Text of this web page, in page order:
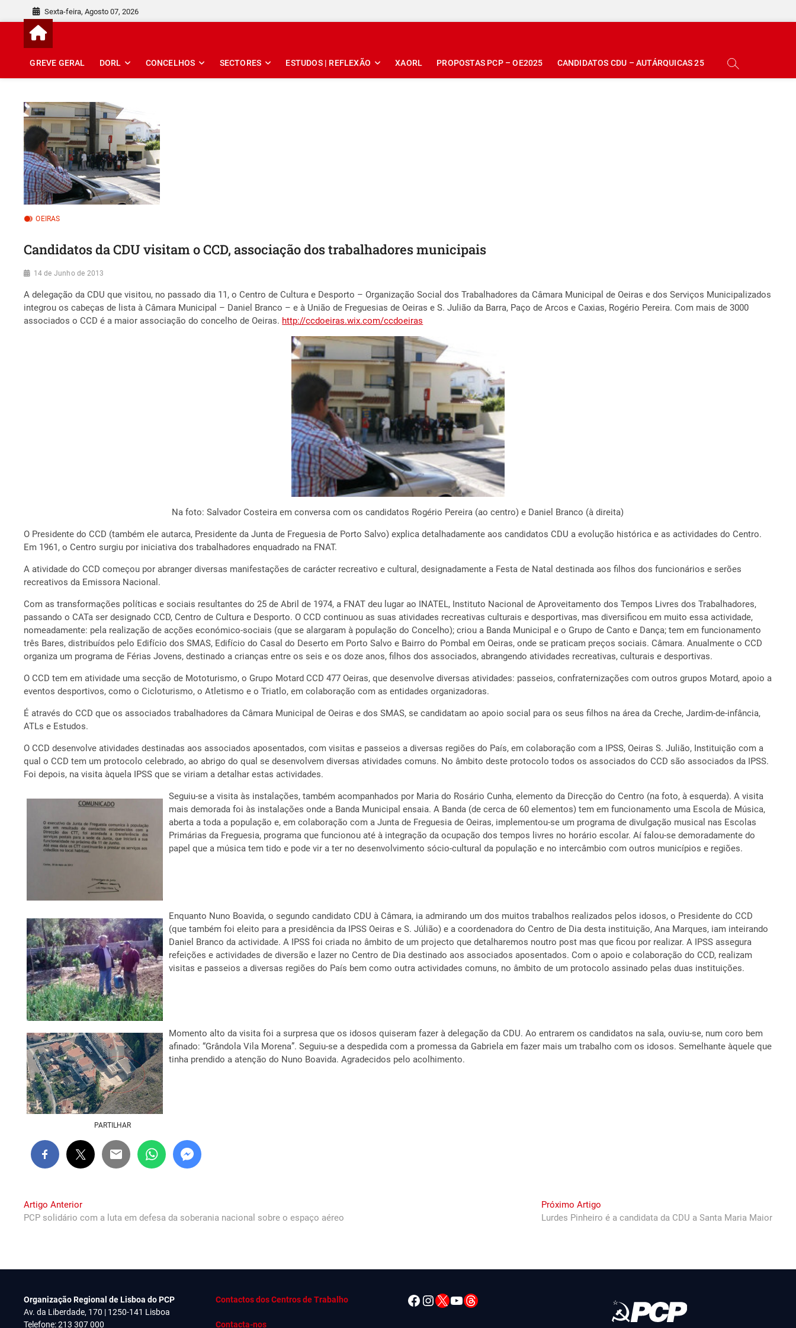
content
Sexta-feira, Agosto 07, 2026
GREVE GERAL DORL CONCELHOS SECTORES ESTUDOS | REFLEXÃO XAORL PROPOSTAS PCP – OE2025 CANDIDATOS CDU – AUTÁRQUICAS 25
OEIRAS
Candidatos da CDU visitam o CCD, associação dos trabalhadores municipais
14 de Junho de 2013
A delegação da CDU que visitou, no passado dia 11, o Centro de Cultura e Desporto – Organização Social dos Trabalhadores da Câmara Municipal de Oeiras e dos Serviços Municipalizados
integrou os cabeças de lista à Câmara Municipal – Daniel Branco – e à União de Freguesias de Oeiras e S. Julião da Barra, Paço de Arcos e Caxias, Rogério Pereira. Com mais de 3000
associados o CCD é a maior associação do concelho de Oeiras. http://ccdoeiras.wix.com/ccdoeiras
Na foto: Salvador Costeira em conversa com os candidatos Rogério Pereira (ao centro) e Daniel Branco (à direita)
O Presidente do CCD (também ele autarca, Presidente da Junta de Freguesia de Porto Salvo) explica detalhadamente aos candidatos CDU a evolução histórica e as actividades do Centro.
Em 1961, o Centro surgiu por iniciativa dos trabalhadores enquadrado na FNAT.
A atividade do CCD começou por abranger diversas manifestações de carácter recreativo e cultural, designadamente a Festa de Natal destinada aos filhos dos funcionários e serões
recreativos da Emissora Nacional.
Com as transformações políticas e sociais resultantes do 25 de Abril de 1974, a FNAT deu lugar ao INATEL, Instituto Nacional de Aproveitamento dos Tempos Livres dos Trabalhadores,
passando o CATa ser designado CCD, Centro de Cultura e Desporto. O CCD continuou as suas atividades recreativas culturais e desportivas, mas diversificou em muito essa actividade,
nomeadamente: pela realização de acções económico-sociais (que se alargaram à população do Concelho); criou a Banda Municipal e o Grupo de Canto e Dança; tem em funcionamento
três Bares, distribuídos pelo Edifício dos SMAS, Edifício do Casal do Deserto em Porto Salvo e Bairro do Pombal em Oeiras, onde se praticam preços sociais. Câmara. Anualmente o CCD
organiza um programa de Férias Jovens, destinado a crianças entre os seis e os doze anos, filhos dos associados, abrangendo atividades recreativas, culturais e desportivas.
O CCD tem em atividade uma secção de Mototurismo, o Grupo Motard CCD 477 Oeiras, que desenvolve diversas atividades: passeios, confraternizações com outros grupos Motard, apoio a
eventos desportivos, como o Cicloturismo, o Atletismo e o Triatlo, em colaboração com as entidades organizadoras.
É através do CCD que os associados trabalhadores da Câmara Municipal de Oeiras e dos SMAS, se candidatam ao apoio social para os seus filhos na área da Creche, Jardim-de-infância,
ATLs e Estudos.
O CCD desenvolve atividades destinadas aos associados aposentados, com visitas e passeios a diversas regiões do País, em colaboração com a IPSS, Oeiras S. Julião, Instituição com a
qual o CCD tem um protocolo celebrado, ao abrigo do qual se desenvolvem diversas atividades comuns. No âmbito deste protocolo todos os associados do CCD são associados da IPSS.
Foi depois, na visita àquela IPSS que se viriam a detalhar estas actividades.
Seguiu-se a visita às instalações, também acompanhados por Maria do Rosário Cunha, elemento da Direcção do Centro (na foto, à esquerda). A visita
mais demorada foi às instalações onde a Banda Municipal ensaia. A Banda (de cerca de 60 elementos) tem em funcionamento uma Escola de Música,
aberta a toda a população e, em colaboração com a Junta de Freguesia de Oeiras, implementou-se um programa de divulgação musical nas Escolas
Primárias da Freguesia, programa que funcionou até à integração da ocupação dos tempos livres no horário escolar. Aí falou-se demoradamente do
papel que a música tem tido e pode vir a ter no desenvolvimento sócio-cultural da população e no intercâmbio com outros municípios e regiões.
Enquanto Nuno Boavida, o segundo candidato CDU à Câmara, ia admirando um dos muitos trabalhos realizados pelos idosos, o Presidente do CCD
(que também foi eleito para a presidência da IPSS Oeiras e S. Júlião) e a coordenadora do Centro de Dia desta instituição, Ana Marques, iam inteirando
Daniel Branco da actividade. A IPSS foi criada no âmbito de um projecto que detalharemos noutro post mas que ficou por realizar. A IPSS assegura
refeições e actividades de diversão e lazer no Centro de Dia destinado aos associados aposentados. Com o apoio e colaboração do CCD, realizam
visitas e passeios a diversas regiões do País bem como outra actividades comuns, no âmbito de um protocolo assinado pelas duas instituições.
Momento alto da visita foi a surpresa que os idosos quiseram fazer à delegação da CDU. Ao entrarem os candidatos na sala, ouviu-se, num coro bem
afinado: “Grândola Vila Morena”. Seguiu-se a despedida com a promessa da Gabriela em fazer mais um trabalho com os idosos. Semelhante àquele que
tinha prendido a atenção do Nuno Boavida. Agradecidos pelo acolhimento.
PARTILHAR
Navegação
de
Artigo AnteriorPrevious
post:
PCP solidário com a luta em defesa da soberania nacional sobre o espaço aéreo
Próximo ArtigoNext
post:
Lurdes Pinheiro é a candidata da CDU a Santa Maria Maior
Organização Regional de Lisboa do PCP
Av. da Liberdade, 170 | 1250-141 Lisboa
Telefone: 213 307 000
Contactos dos Centros de Trabalho
Contacta-nos
Facebook
Instagram
X YouTube
Threads